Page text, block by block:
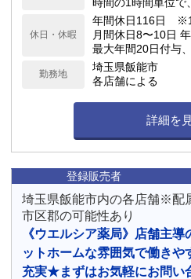
て勤務時間を設定
休日・休暇
年間休日116日 ※1
月間休日8〜10日
最大年間20日付与
暇、子の看護休暇、
勤務地
埼玉県飯能市
各店舗による
詳細を
登録販売者
埼玉県飯能市内の各店舗※配
市区郡の可能性あり
《ウエルシア薬局》店舗主
ットホームな雰囲気で働きや
充実★まずはお気軽にお問い